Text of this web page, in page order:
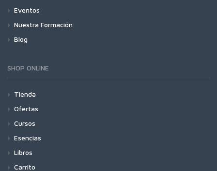
Eventos
Nuestra Formación
Blog
SHOP ONLINE
Tienda
Ofertas
Cursos
Esencias
Libros
Carrito